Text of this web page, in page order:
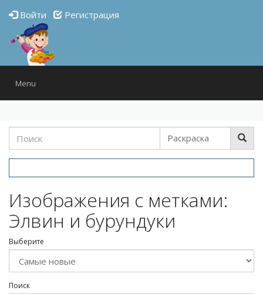
Войти Регистрация
Toggle
Menu
Изображения с метками:
Элвин и бурундуки
Выберите
Поиск